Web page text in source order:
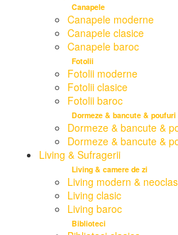
Canapele
Canapele moderne
Canapele clasice
Canapele baroc
Fotolii
Fotolii moderne
Fotolii clasice
Fotolii baroc
Dormeze & bancute & poufuri
Dormeze & bancute &
Dormeze & bancute &
Living & Sufragerii
Living & camere de zi
Living modern &
Living clasic
Living baroc
Biblioteci